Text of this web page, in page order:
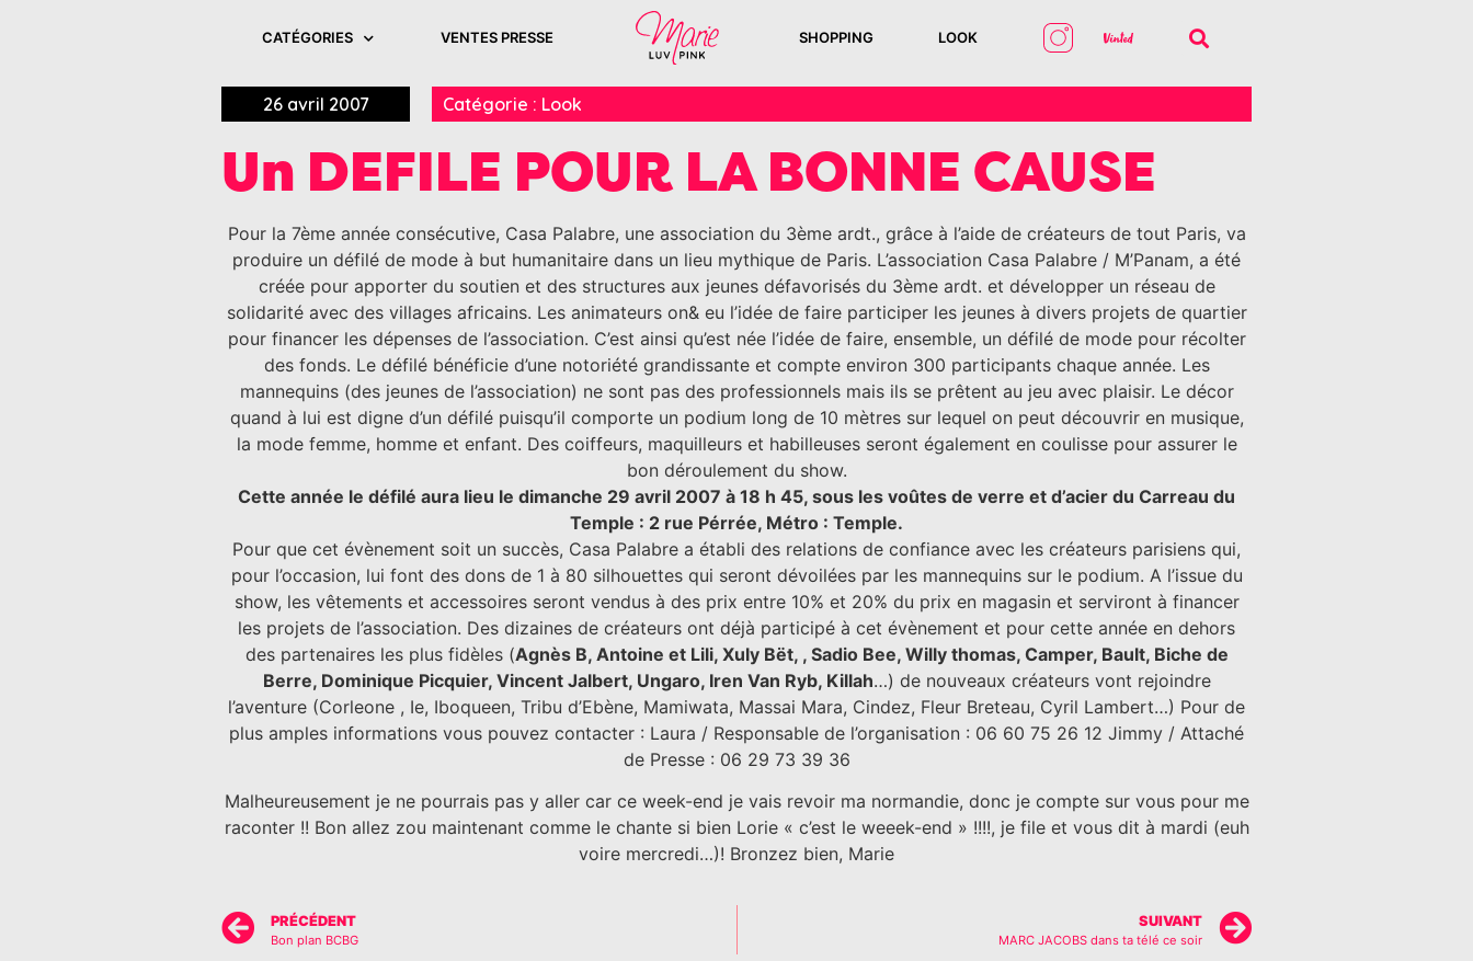
CATÉGORIES VENTES PRESSE SHOPPING LOOK
26 avril 2007 Catégorie : Look
Un DEFILE POUR LA BONNE CAUSE
Pour la 7ème année consécutive, Casa Palabre, une association du 3ème ardt., grâce à l’aide de créateurs de tout Paris, va
produire un défilé de mode à but humanitaire dans un lieu mythique de Paris. L’association Casa Palabre / M’Panam, a été
créée pour apporter du soutien et des structures aux jeunes défavorisés du 3ème ardt. et développer un réseau de
solidarité avec des villages africains. Les animateurs on& eu l’idée de faire participer les jeunes à divers projets de quartier
pour financer les dépenses de l’association. C’est ainsi qu’est née l’idée de faire, ensemble, un défilé de mode pour récolter
des fonds. Le défilé bénéficie d’une notoriété grandissante et compte environ 300 participants chaque année. Les
mannequins (des jeunes de l’association) ne sont pas des professionnels mais ils se prêtent au jeu avec plaisir. Le décor
quand à lui est digne d’un défilé puisqu’il comporte un podium long de 10 mètres sur lequel on peut découvrir en musique,
la mode femme, homme et enfant. Des coiffeurs, maquilleurs et habilleuses seront également en coulisse pour assurer le
bon déroulement du show.
Cette année le défilé aura lieu le dimanche 29 avril 2007 à 18 h 45, sous les voûtes de verre et d’acier du Carreau du
Temple : 2 rue Pérrée, Métro : Temple.
Pour que cet évènement soit un succès, Casa Palabre a établi des relations de confiance avec les créateurs parisiens qui,
pour l’occasion, lui font des dons de 1 à 80 silhouettes qui seront dévoilées par les mannequins sur le podium. A l’issue du
show, les vêtements et accessoires seront vendus à des prix entre 10% et 20% du prix en magasin et serviront à financer
les projets de l’association. Des dizaines de créateurs ont déjà participé à cet évènement et pour cette année en dehors
des partenaires les plus fidèles (Agnès B, Antoine et Lili, Xuly Bët, , Sadio Bee, Willy thomas, Camper, Bault, Biche de
Berre, Dominique Picquier, Vincent Jalbert, Ungaro, Iren Van Ryb, Killah…) de nouveaux créateurs vont rejoindre
l’aventure (Corleone , Ie, Iboqueen, Tribu d’Ebène, Mamiwata, Massai Mara, Cindez, Fleur Breteau, Cyril Lambert…) Pour de
plus amples informations vous pouvez contacter : Laura / Responsable de l’organisation : 06 60 75 26 12 Jimmy / Attaché
de Presse : 06 29 73 39 36
Malheureusement je ne pourrais pas y aller car ce week-end je vais revoir ma normandie, donc je compte sur vous pour me
raconter !! Bon allez zou maintenant comme le chante si bien Lorie « c’est le weeek-end » !!!!, je file et vous dit à mardi (euh
voire mercredi…)! Bronzez bien, Marie
PRÉCÉDENT
Bon plan BCBG
SUIVANT
MARC JACOBS dans ta télé ce soir